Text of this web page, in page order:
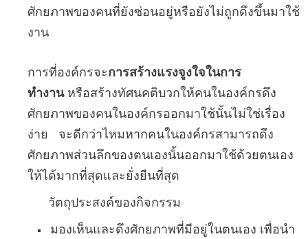
ศักยภาพของคนที่ยังซ่อนอยู่หรือยังไม่ถูกดึงขึ้นมาใช้
งาน
การที่องค์กรจะการสร้างแรงจูงใจในการ
ทำงานหรือสร้างทัศนคติบวกให้คนในองค์กรดึง
ศักยภาพของคนในองค์กรออกมาใช้นั้นไม่ใช่เรื่อง
ง่าย จะดีกว่าไหมหากคนในองค์กรสามารถดึง
ศักยภาพส่วนลึกของตนเองนั้นออกมาใช้ด้วยตนเอง
ให้ได้มากที่สุดและยั่งยืนที่สุด
วัตถุประสงค์ของกิจกรรม
มองเห็นและดึงศักยภาพที่มีอยู่ในตนเอง เพื่อนำ